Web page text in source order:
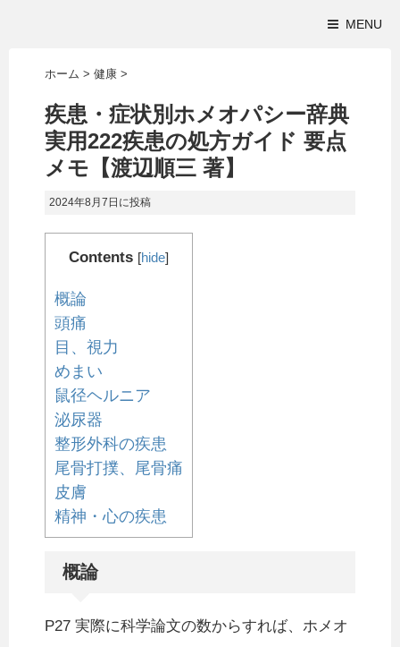
MENU
ホーム > 健康 >
疾患・症状別ホメオパシー辞典
実用222疾患の処方ガイド 要点
メモ【渡辺順三 著】
2024年8月7日 に投稿
Contents [hide]
概論
頭痛
目、視力
めまい
鼠径ヘルニア
泌尿器
整形外科の疾患
尾骨打撲、尾骨痛
皮膚
精神・心の疾患
概論
P27 実際に科学論文の数からすれば、ホメオ